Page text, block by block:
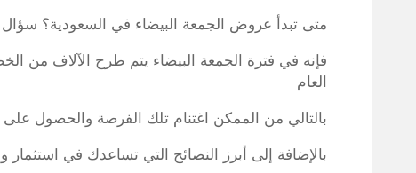
متى تبدأ عروض الجمعة البيضاء في السعودية؟
فإنه في فترة الجمعة البيضاء يتم طرح الآلاف من
العام
بالتالي من الممكن اغتنام تلك الفرصة والحصول على
بالإضافة إلى أبرز النصائح التي تساعدك في